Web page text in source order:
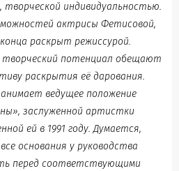
творческой индивидуальностью.
актрисы Фетисовой,
раскрыт режиссурой.
творческий потенциал обещают
раскрытия её дарования.
ведущее положение
заслуженной артистки
ей в 1991 году. Думается,
основания у руководства
перед соответствующими